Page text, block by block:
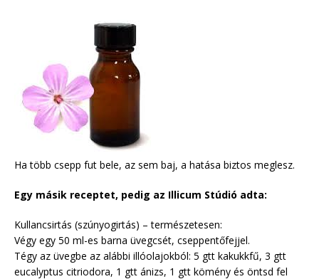
Ha több csepp fut bele, az sem baj, a hatása biztos meglesz.
Egy másik receptet, pedig az Illicum Stúdió adta:
Kullancsirtás (szúnyogirtás) – természetesen:
Végy egy 50 ml-es barna üvegcsét, cseppentőfejjel.
Tégy az üvegbe az alábbi illóolajokból: 5 gtt kakukkfű, 3 gtt
eucalyptus citriodora, 1 gtt ánizs, 1 gtt kömény és öntsd fel